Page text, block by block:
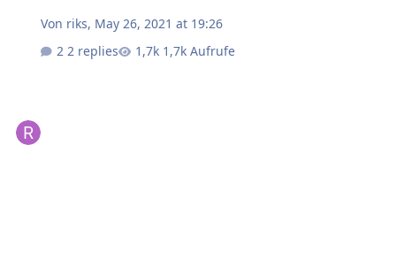
Von riks, May 26, 2021 at 19:26
2 replies
1,7k Aufrufe